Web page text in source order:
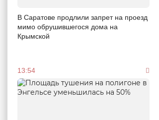
В Саратове продлили запрет на проезд
мимо обрушившегося дома на
Крымской
13:54